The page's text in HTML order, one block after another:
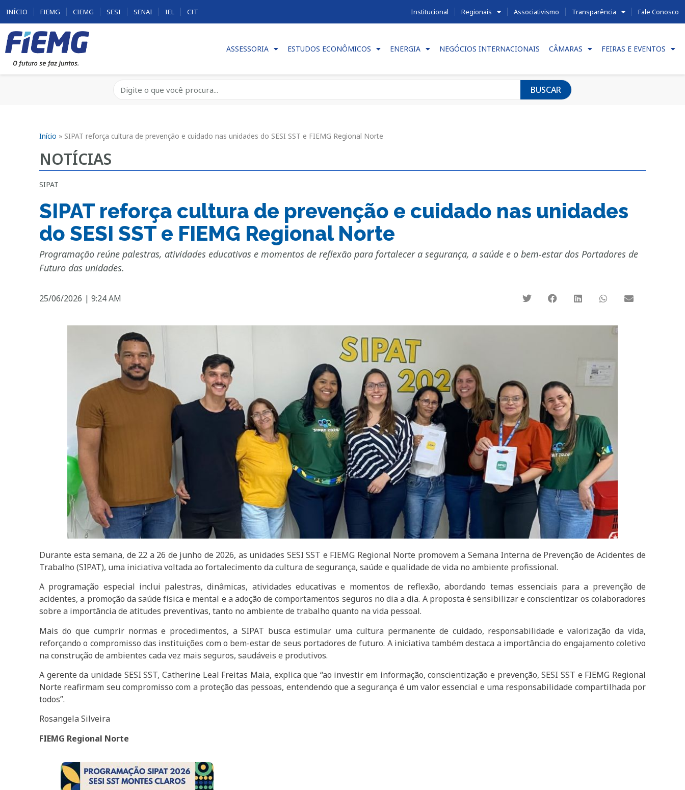
INÍCIO FIEMG CIEMG SESI SENAI IEL CIT Institucional Regionais Associativismo Transparência Fale Conosco
ASSESSORIA ESTUDOS ECONÔMICOS ENERGIA NEGÓCIOS INTERNACIONAIS CÂMARAS FEIRAS E EVENTOS
BUSCAR
Início » SIPAT reforça cultura de prevenção e cuidado nas unidades do SESI SST e FIEMG Regional Norte
NOTÍCIAS
SIPAT
SIPAT reforça cultura de prevenção e cuidado nas unidades
do SESI SST e FIEMG Regional Norte
Programação reúne palestras, atividades educativas e momentos de reflexão para fortalecer a segurança, a saúde e o bem-estar dos Portadores de
Futuro das unidades.
25/06/2026 | 9:24 AM
Durante esta semana, de 22 a 26 de junho de 2026, as unidades SESI SST e FIEMG Regional Norte promovem a Semana Interna de Prevenção de Acidentes de
Trabalho (SIPAT), uma iniciativa voltada ao fortalecimento da cultura de segurança, saúde e qualidade de vida no ambiente profissional.
A programação especial inclui palestras, dinâmicas, atividades educativas e momentos de reflexão, abordando temas essenciais para a prevenção de
acidentes, a promoção da saúde física e mental e a adoção de comportamentos seguros no dia a dia. A proposta é sensibilizar e conscientizar os colaboradores
sobre a importância de atitudes preventivas, tanto no ambiente de trabalho quanto na vida pessoal.
Mais do que cumprir normas e procedimentos, a SIPAT busca estimular uma cultura permanente de cuidado, responsabilidade e valorização da vida,
reforçando o compromisso das instituições com o bem-estar de seus portadores de futuro. A iniciativa também destaca a importância do engajamento coletivo
na construção de ambientes cada vez mais seguros, saudáveis e produtivos.
A gerente da unidade SESI SST, Catherine Leal Freitas Maia, explica que “ao investir em informação, conscientização e prevenção, SESI SST e FIEMG Regional
Norte reafirmam seu compromisso com a proteção das pessoas, entendendo que a segurança é um valor essencial e uma responsabilidade compartilhada por
todos”.
Rosangela Silveira
FIEMG Regional Norte